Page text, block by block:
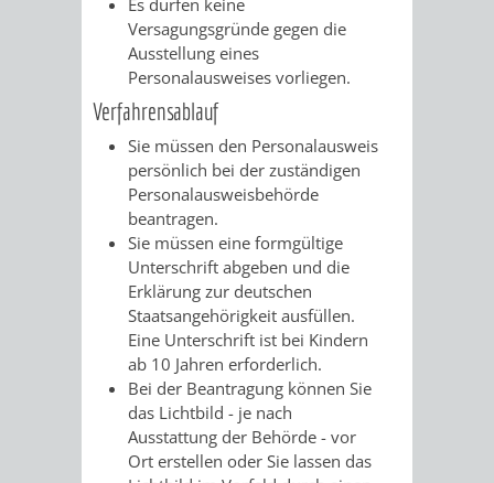
EIGENBETRIEB
Versagungsgründe gegen die
Ausstellung eines
Personalausweises vorliegen.
Verfahrensablauf
Sie müssen den Personalausweis
persönlich bei der zuständigen
Personalausweisbehörde
beantragen.
Sie müssen eine formgültige
Unterschrift abgeben und die
Erklärung zur deutschen
Staatsangehörigkeit ausfüllen.
Eine Unterschrift ist bei Kindern
ab 10 Jahren erforderlich.
Bei der Beantragung können Sie
das Lichtbild - je nach
Ausstattung der Behörde - vor
Ort erstellen oder Sie lassen das